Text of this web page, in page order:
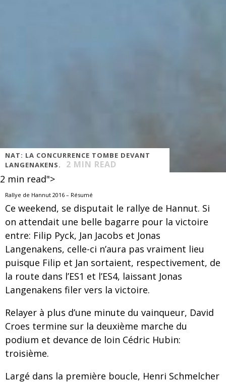
NAT: LA CONCURRENCE TOMBE DEVANT
LANGENAKENS.
2 MIN READ
2 min read">
Rallye de Hannut 2016 – Résumé
Ce weekend, se disputait le rallye de Hannut. Si
on attendait une belle bagarre pour la victoire
entre: Filip Pyck, Jan Jacobs et Jonas
Langenakens, celle-ci n’aura pas vraiment lieu
puisque Filip et Jan sortaient, respectivement, de
la route dans l’ES1 et l’ES4, laissant Jonas
Langenakens filer vers la victoire.
Relayer à plus d’une minute du vainqueur, David
Croes termine sur la deuxième marche du
podium et devance de loin Cédric Hubin:
troisième.
Largé dans la première boucle, Henri Schmelcher